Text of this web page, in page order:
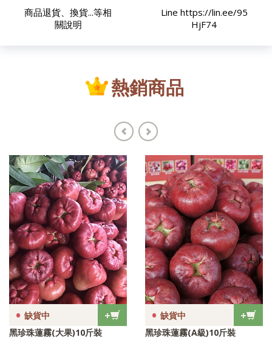
商品退貨、換貨...等相
關說明
Line https://lin.ee/95
HjF74
熱銷商品
+
• 缺貨中
黑珍珠蓮霧(大果)10斤裝
+
• 缺貨中
黑珍珠蓮霧(A級)10斤裝